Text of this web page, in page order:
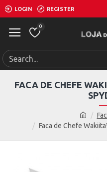
LOGIN REGISTER
0
Faca de Chefe
FACA DE CHEFE